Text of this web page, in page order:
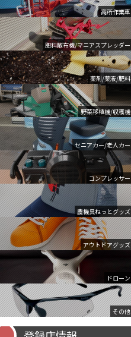
高所作業車
肥料散布機/マニアスプレッダー
薬剤/薬液/肥料
野菜移植機/収穫機
セニアカー/老人カー
コンプレッサー
農機具ねっとグッズ
アウトドアグッズ
ドローン
その他